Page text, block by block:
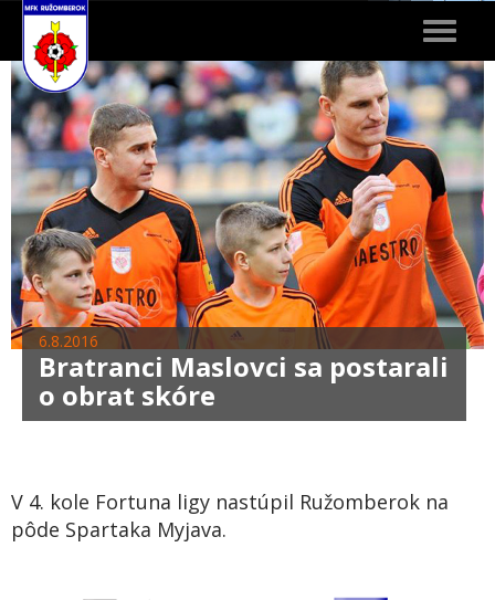
Toggle
6.8.2016
Bratranci Maslovci sa postarali
o obrat skóre
V 4. kole Fortuna ligy nastúpil Ružomberok na
pôde Spartaka Myjava.